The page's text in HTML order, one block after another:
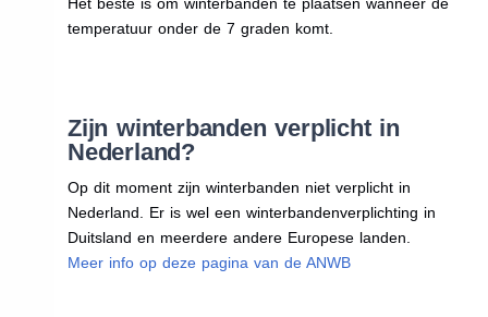
temperatuur onder de 7 graden komt.
Zijn winterbanden verplicht in
Nederland?
Op dit moment zijn winterbanden niet verplicht in
Nederland. Er is wel een winterbandenverplichting in
Duitsland en meerdere andere Europese landen.
Meer info op deze pagina van de ANWB